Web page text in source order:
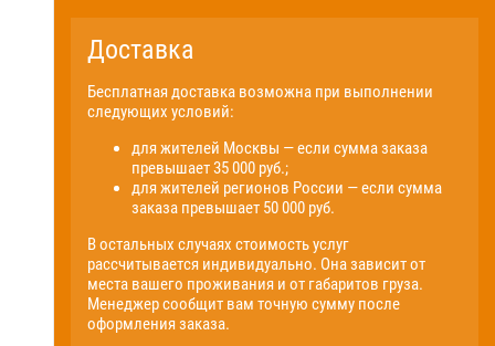
Доставка
Бесплатная доставка возможна при выполнении
следующих условий:
для жителей Москвы — если сумма заказа
превышает 35 000 руб.;
для жителей регионов России — если сумма
заказа превышает 50 000 руб.
В остальных случаях стоимость услуг
рассчитывается индивидуально. Она зависит от
места вашего проживания и от габаритов груза.
Менеджер сообщит вам точную сумму после
оформления заказа.